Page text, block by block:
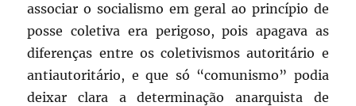
associar o socialismo em geral ao princípio de
posse coletiva era perigoso, pois apagava as
diferenças entre os coletivismos autoritário e
antiautoritário, e que só “comunismo” podia
deixar clara a determinação anarquista de